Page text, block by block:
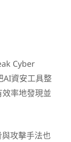
Cyber
資安工具整
率地發現並
攻擊手法也